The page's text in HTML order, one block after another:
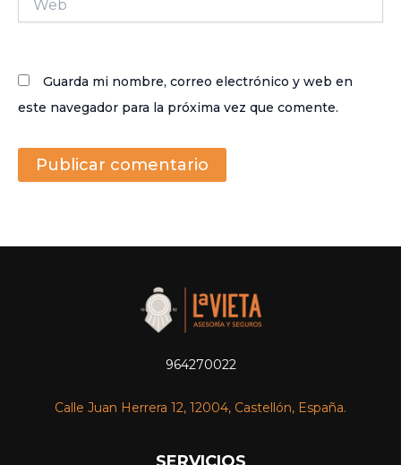
Guarda mi nombre, correo electrónico y web en
este navegador para la próxima vez que comente.
964270022
Calle Juan Herrera 12, 12004, Castellón, España.